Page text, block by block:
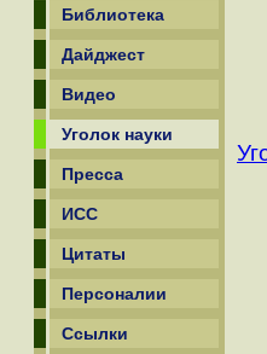
Библиотека
Дайджест
Видео
Уголок науки
Пресса
ИСС
Цитаты
Персоналии
Ссылки